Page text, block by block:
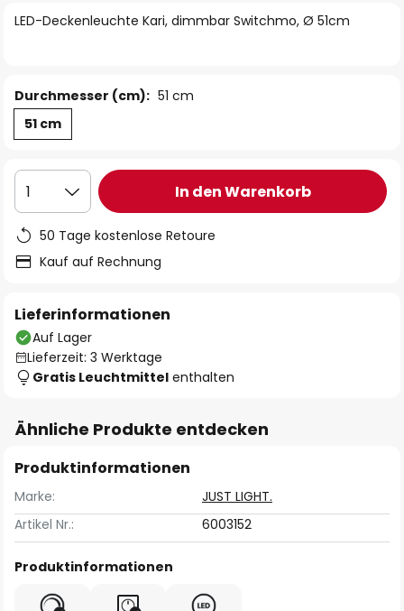
LED-Deckenleuchte Kari, dimmbar Switchmo, Ø 51cm
Durchmesser (cm): 51 cm
51 cm
1 In den Warenkorb
50 Tage kostenlose Retoure
Kauf auf Rechnung
Lieferinformationen
Auf Lager
Lieferzeit: 3 Werktage
Gratis Leuchtmittel enthalten
Ähnliche Produkte entdecken
Produktinformationen
Marke:
JUST LIGHT.
Artikel Nr.:
6003152
Produktinformationen